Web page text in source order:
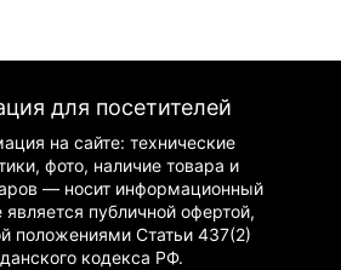
для коллекционеров и
предмет – это символ
и верности, воплощенный в
станет достойным украшением
подарком для
и семейных ценностей.
для посетителей
на сайте: технические
фото, наличие товара и
— носит информационный
является публичной офертой,
положениями Статьи 437(2)
кодекса РФ.